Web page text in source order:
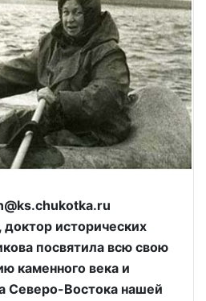
исторических
посвятила всю свою
каменного века и
Северо-Востока нашей